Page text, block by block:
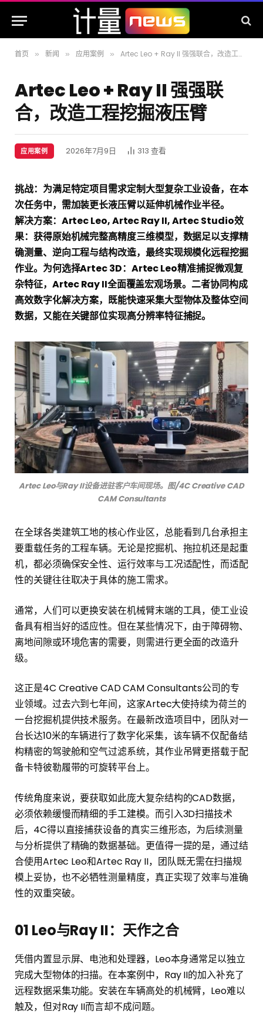
首页 » 新闻 » 应用案例 » Artec Leo + Ray II 强强联合，改造工程挖掘液压臂
Artec Leo + Ray II 强强联
合，改造工程挖掘液压臂
应用案例 2026年7月9日 313 查看
挑战：为满足特定项目需求定制大型复杂工业设备，在本
次任务中，需加装更长液压臂以延伸机械作业半径。
解决方案：Artec Leo, Artec Ray II, Artec Studio效
果：获得原始机械完整高精度三维模型，数据足以支撑精
确测量、逆向工程与结构改造，最终实现规模化远程挖掘
作业。 为何选择Artec 3D：Artec Leo精准捕捉微观复
杂特征，Artec Ray II全面覆盖宏观场景。二者协同构成
高效数字化解决方案，既能快速采集大型物体及整体空间
数据，又能在关键部位实现高分辨率特征捕捉。
Artec Leo与Ray II设备进驻客户车间现场。图/4C Creative CAD
CAM Consultants
在全球各类建筑工地的核心作业区，总能看到几台承担主
要重载任务的工程车辆。无论是挖掘机、拖拉机还是起重
机，都必须确保安全性、运行效率与工况适配性，而适配
性的关键往往取决于具体的施工需求。
通常，人们可以更换安装在机械臂末端的工具，使工业设
备具有相当好的适应性。但在某些情况下，由于障碍物、
离地间隙或环境危害的需要，则需进行更全面的改造升
级。
这正是4C Creative CAD CAM Consultants公司的专
业领域。过去六到七年间，这家Artec大使持续为荷兰的
一台挖掘机提供技术服务。在最新改造项目中，团队对一
台长达10米的车辆进行了数字化采集，该车辆不仅配备结
构精密的驾驶舱和空气过滤系统，其作业吊臂更搭载于配
备卡特彼勒履带的可旋转平台上。
传统角度来说，要获取如此庞大复杂结构的CAD数据，
必须依赖缓慢而精细的手工建模。而引入3D扫描技术
后，4C得以直接捕获设备的真实三维形态，为后续测量
与分析提供了精确的数据基础。更值得一提的是，通过结
合使用Artec Leo和Artec Ray II，团队既无需在扫描规
模上妥协，也不必牺牲测量精度，真正实现了效率与准确
性的双重突破。
01 Leo与Ray II：天作之合
凭借内置显示屏、电池和处理器，Leo本身通常足以独立
完成大型物体的扫描。在本案例中，Ray II的加入补充了
远程数据采集功能。安装在车辆高处的机械臂，Leo难以
触及，但对Ray II而言却不成问题。